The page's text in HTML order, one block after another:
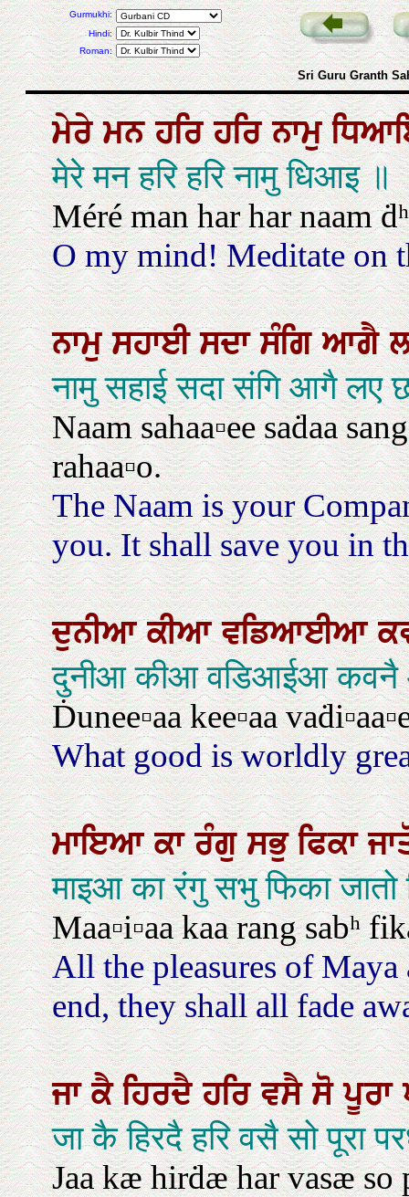
Gurmukhi:
Hindi:
Roman:
Sri Guru Granth
ਮੇਰੇਮਨਹਰਿਹਰਿਨਾਮੁ
मेरे मन हरि हरि नामु धिआइ ॥
Méré man har har naam
O my mind! Meditate on
ਨਾਮੁਸਹਾਈਸਦਾਸੰਗਿਆਗੈ
नामु सहाई सदा संगि आगै लए
Naam sahaa▫ee saḋaa
rahaa▫o.
The Naam is your
you. It shall save you in
ਦੁਨੀਆਕੀਆਵਡਿਆਈਆ
दुनीआ कीआ वडिआईआ कवनै
Ḋunee▫aa kee▫aa
What good is worldly
ਮਾਇਆਕਾਰੰਗੁਸਭੁਫਿਕਾ
माइआ का रंगु सभु फिका जातो
Maa▫i▫aa kaa rang sabʰ
All the pleasures of Maya
end, they shall all fade
ਜਾਕੈਹਿਰਦੈਹਰਿਵਸੈਸੋਪੂਰਾ
जा कै हिरदै हरि वसै सो पूरा
Jaa kæ hirḋæ har vasæ so